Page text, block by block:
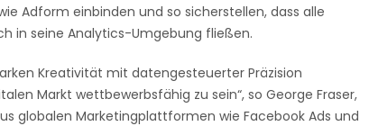
Adform einbinden und so sicherstellen, dass alle
in seine Analytics-Umgebung fließen.
Kreativität mit datengesteuerter Präzision
Markt wettbewerbsfähig zu sein“, so George Fraser,
globalen Marketingplattformen wie Facebook Ads und